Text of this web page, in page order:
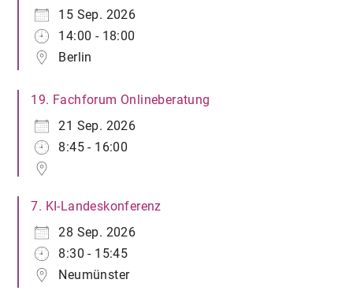
15 Sep. 2026
14:00 - 18:00
Berlin
19. Fachforum Onlineberatung
21 Sep. 2026
8:45 - 16:00
7. KI-Landeskonferenz
28 Sep. 2026
8:30 - 15:45
Neumünster